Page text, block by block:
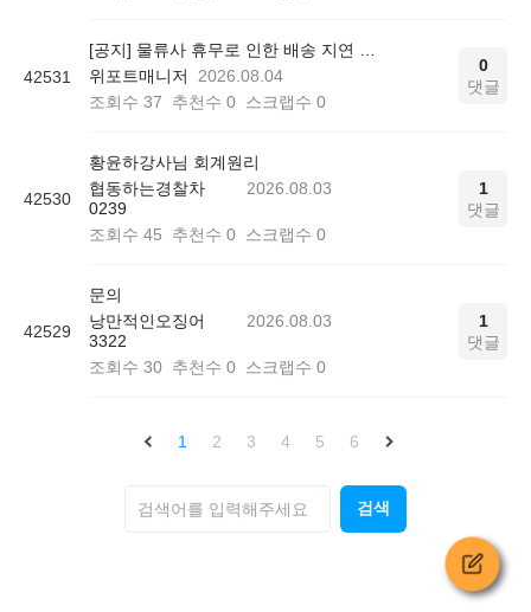
42531
위포트매니저
2026.08.04
조회수 37 추천수 0 스크랩수 0
0
댓글
42530
황윤하강사님 회계원리
협동하는경찰차
0239
2026.08.03
조회수 45 추천수 0 스크랩수 0
1
댓글
42529
문의
낭만적인오징어
3322
2026.08.03
조회수 30 추천수 0 스크랩수 0
1
댓글
1 2 3 4 5 6
검색